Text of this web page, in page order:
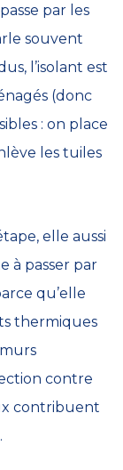
par les
souvent
l’isolant est
(donc
: on place
les tuiles
elle aussi
à passer par
qu’elle
thermiques
contre
contribuent